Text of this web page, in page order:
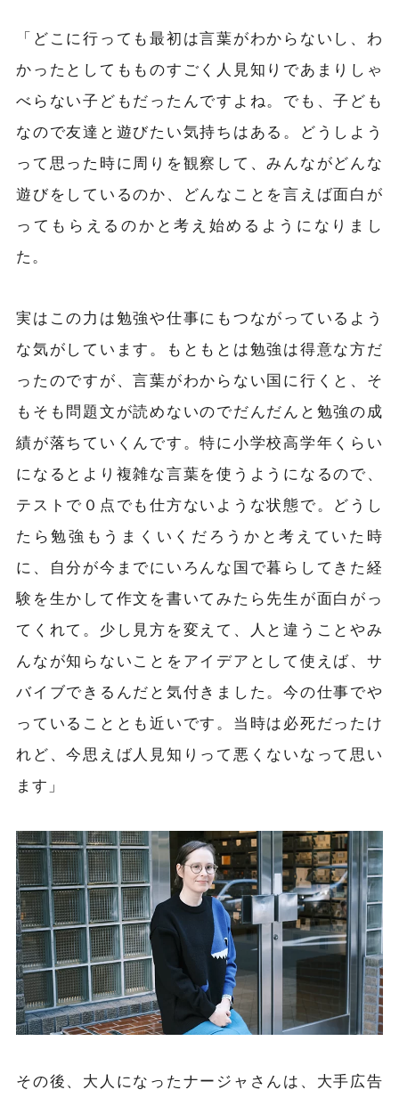
「どこに行っても最初は言葉がわからないし、わ
かったとしてもものすごく人見知りであまりしゃ
べらない子どもだったんですよね。でも、子ども
なので友達と遊びたい気持ちはある。どうしよう
って思った時に周りを観察して、みんながどんな
遊びをしているのか、どんなことを言えば面白が
ってもらえるのかと考え始めるようになりまし
た。
実はこの力は勉強や仕事にもつながっているよう
な気がしています。もともとは勉強は得意な方だ
ったのですが、言葉がわからない国に行くと、そ
もそも問題文が読めないのでだんだんと勉強の成
績が落ちていくんです。特に 小学校高学年くらい
になると より複雑な言葉を使うようになるので、
テストで０点でも仕方ないような状態で。 どうし
たら勉強もうまくいくだろうかと考えていた時
に、自分が今までにいろんな国で暮らしてきた経
験を生かして作文を書いてみたら先生が面白がっ
てくれて。少し見方を変えて、人と違うことやみ
んなが知らないことをアイデアとして使えば、サ
バイブできるんだと 気付きました 。今の仕事でや
っていることとも近いです。当時は必死だったけ
れど、今思えば人見知りって悪くないなって思い
ます」
その後、大人になったナージャさんは、 大手広告